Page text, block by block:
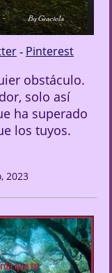
- Pinterest
obstáculo.
solo así
ha superado
los tuyos.
2023